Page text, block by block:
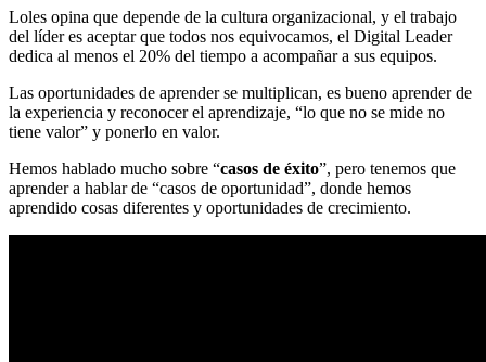
Loles opina que depende de la cultura organizacional, y el trabajo
del líder es aceptar que todos nos equivocamos, el Digital Leader
dedica al menos el 20% del tiempo a acompañar a sus equipos.
Las oportunidades de aprender se multiplican, es bueno aprender de
la experiencia y reconocer el aprendizaje, “lo que no se mide no
tiene valor” y ponerlo en valor.
Hemos hablado mucho sobre “casos de éxito”, pero tenemos que
aprender a hablar de “casos de oportunidad”, donde hemos
aprendido cosas diferentes y oportunidades de crecimiento.